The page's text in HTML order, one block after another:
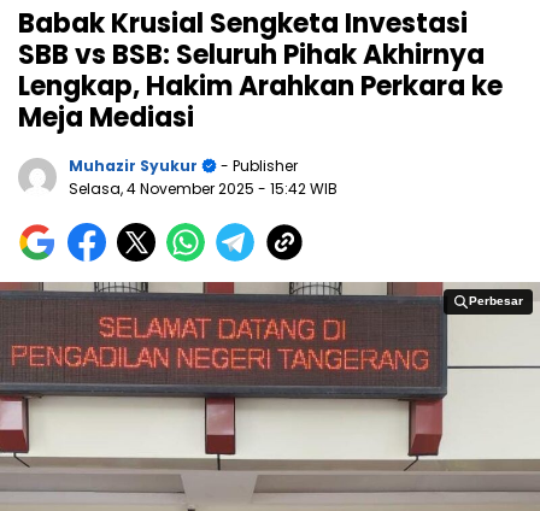
Babak Krusial Sengketa Investasi
SBB vs BSB: Seluruh Pihak Akhirnya
Lengkap, Hakim Arahkan Perkara ke
Meja Mediasi
Muhazir Syukur
- Publisher
Selasa, 4 November 2025 - 15:42 WIB
Perbesar
Perbesar